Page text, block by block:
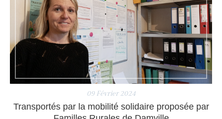
09 Février 2024
Transportés par la mobilité solidaire proposée par